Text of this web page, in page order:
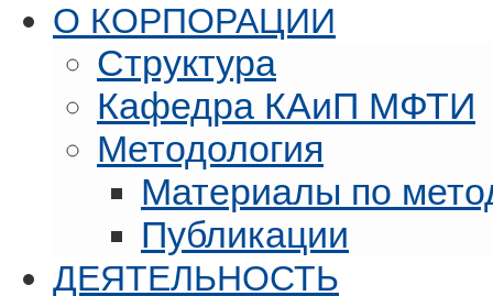
О КОРПОРАЦИИ
Структура
Кафедра КАиП МФТИ
Методология
Материалы по
Публикации
ДЕЯТЕЛЬНОСТЬ